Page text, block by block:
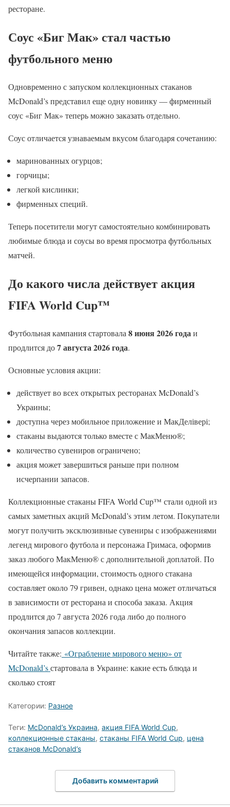
ресторане.
Соус «Биг Мак» стал частью
футбольного меню
Одновременно с запуском коллекционных стаканов
McDonald’s представил еще одну новинку — фирменный
соус «Биг Мак» теперь можно заказать отдельно.
Соус отличается узнаваемым вкусом благодаря сочетанию:
маринованных огурцов;
горчицы;
легкой кислинки;
фирменных специй.
Теперь посетители могут самостоятельно комбинировать
любимые блюда и соусы во время просмотра футбольных
матчей.
До какого числа действует акция
FIFA World Cup™
Футбольная кампания стартовала 8 июня 2026 годаи
продлится до7 августа 2026 года.
Основные условия акции:
действует во всех открытых ресторанах McDonald’s
Украины;
доступна через мобильное приложение и МакДелівері;
стаканы выдаются только вместе с МакМеню®;
количество сувениров ограничено;
акция может завершиться раньше при полном
исчерпании запасов.
Коллекционные стаканы FIFA World Cup™ стали одной из
самых заметных акций McDonald’s этим летом. Покупатели
могут получить эксклюзивные сувениры с изображениями
легенд мирового футбола и персонажа Гримаса, оформив
заказ любого МакМеню® с дополнительной доплатой. По
имеющейся информации, стоимость одного стакана
составляет около 79 гривен, однако цена может отличаться
в зависимости от ресторана и способа заказа. Акция
продлится до 7 августа 2026 года либо до полного
окончания запасов коллекции.
Читайте также: «Ограбление мирового меню» от
McDonald’sстартовала в Украине: какие есть блюда и
сколько стоят
Категории: Разное
Теги: McDonald’s Украина, акция FIFA World Cup,
коллекционные стаканы, стаканы FIFA World Cup, цена
стаканов McDonald’s
Добавить комментарий